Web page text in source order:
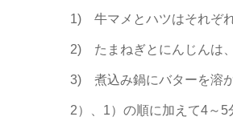
1) 牛マメとハツはそれぞ
2) たまねぎとにんじんは
3) 煮込み鍋にバターを溶
2）、1）の順に加えて4～5